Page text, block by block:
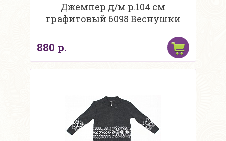
Джемпер д/м р.104 см
графитовый 6098 Веснушки
880 р.